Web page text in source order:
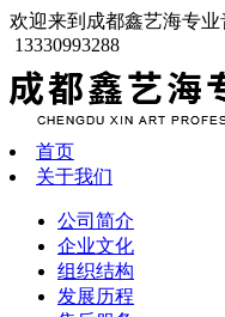
欢迎来到成都鑫艺海专业
13330993288
首页
关于我们
公司简介
企业文化
组织结构
发展历程